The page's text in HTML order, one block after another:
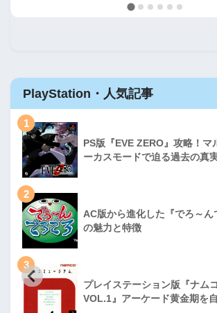
PlayStation・人気記事
1
PS版『EVE ZERO』攻略！マ
ーカスモードで迫る過去の真
2
AC版から進化した『でろ～ん
の魅力と特徴
3
プレイステーション版『ナム
VOL.1』アーケード黄金期を